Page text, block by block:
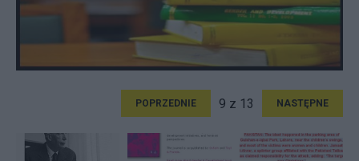
POPRZEDNIE 9 z 13 NASTĘPNE